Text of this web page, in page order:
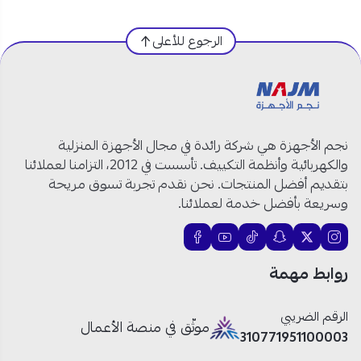
رقم الموديل:FW-P14000M
نوع الغسالة غسالة حوضين
نوع التحميل:تحميل علوي
السعة:
اللون:أبيض
والتآكل
مستويات الغسيل: 3 مستويات (ثقيل – عادي –
نقع)
التحكم بالحرارة:مياه باردة أو ساخنة
وظائف إضافية:تجفيف بالدوران، مؤقت غسيل،
فلتر ومحدد مدخل المياه
الغطاء:
فيشر غسالة حوضين تحميل علوي: سعة أكبر لغسيل أسهل
الرجوع للأعلى
نجم الأجهزة هي شركة رائدة في مجال الأجهزة المنزلية
والكهربائية وأنظمة التكييف. تأسست في 2012، التزامنا لعملائنا
بتقديم أفضل المنتجات. نحن نقدم تجربة تسوق مريحة
وسريعة بأفضل خدمة لعملائنا.
روابط مهمة
الرقم الضريبي
310771951100003
موثّق في منصة الأعمال